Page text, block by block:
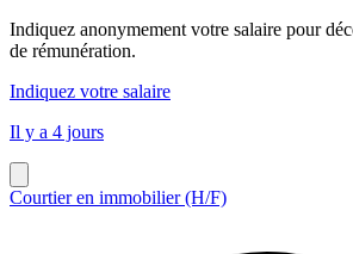
Indiquez anonymement votre salaire pour
de rémunération.
Indiquez votre salaire
Il y a 4 jours
Courtier en immobilier (H/F)